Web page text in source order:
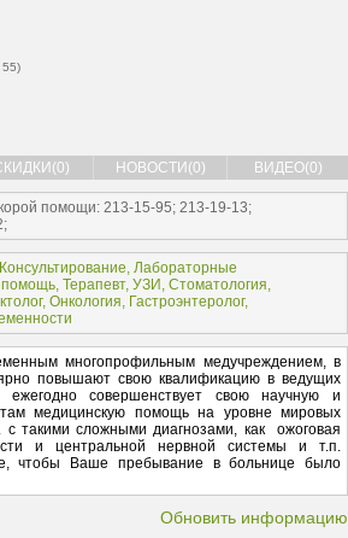
55)
НОВОСТИ(0) ВИДЕО(0)
помощи: 213-15-95; 213-19-13;
Консультирование, Лабораторные
, Терапевт, УЗИ , Стоматология,
, Онкология, Гастроэнтеролог,
многопрофильным медучреждением, в
повышают свою квалификацию в ведущих
совершенствует свою научную и
медицинскую помощь на уровне мировых
с такими сложными диагнозами, как ожоговая
и центральной нервной системы и т.п.
чтобы Ваше пребывание в больнице было
Обновить информацию